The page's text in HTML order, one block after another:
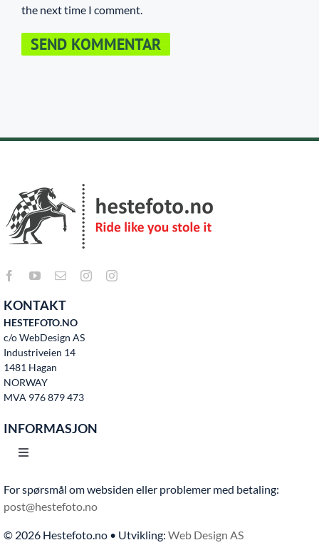
the next time I comment.
KONTAKT
HESTEFOTO.NO
c/o WebDesign AS
Industriveien 14
1481 Hagan
NORWAY
MVA 976 879 473
INFORMASJON
Toggle
Hjem
Bruksvilkår
For spørsmål om websiden eller problemer med betaling:
post@hestefoto.no
© 2026 Hestefoto.no • Utvikling: Web Design AS